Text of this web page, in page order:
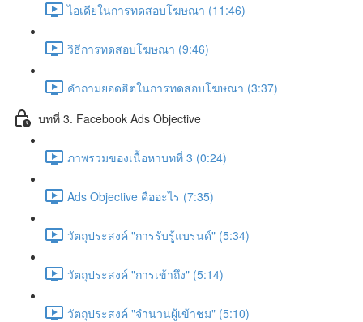
ไอเดียในการทดสอบโฆษณา (11:46)
วิธีการทดสอบโฆษณา (9:46)
คำถามยอดฮิตในการทดสอบโฆษณา (3:37)
บทที่ 3. Facebook Ads Objective
ภาพรวมของเนื้อหาบทที่ 3 (0:24)
Ads Objective คืออะไร (7:35)
วัตถุประสงค์ "การรับรู้แบรนด์" (5:34)
วัตถุประสงค์ "การเข้าถึง" (5:14)
วัตถุประสงค์ "จำนวนผู้เข้าชม" (5:10)